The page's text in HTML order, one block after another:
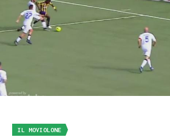
IL MOVIOLONE